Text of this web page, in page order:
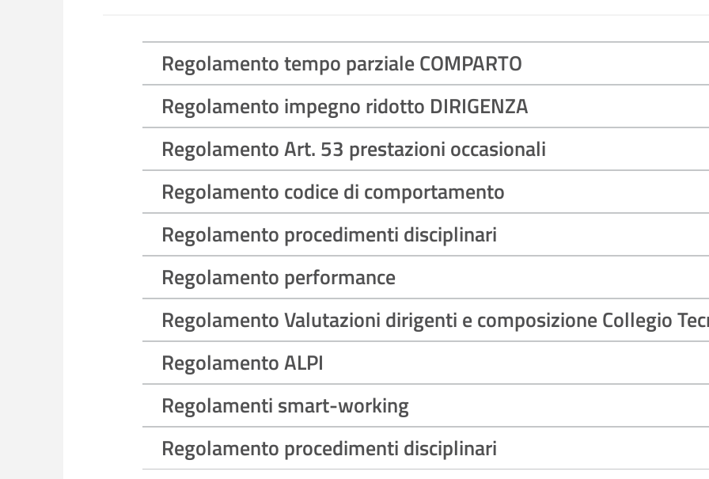
Regolamento tempo parziale COMPARTO
Regolamento impegno ridotto DIRIGENZA
Regolamento Art. 53 prestazioni occasionali
Regolamento codice di comportamento
Regolamento procedimenti disciplinari
Regolamento performance
Regolamento Valutazioni dirigenti e composizione Collegio
Regolamento ALPI
Regolamenti smart-working
Regolamento procedimenti disciplinari